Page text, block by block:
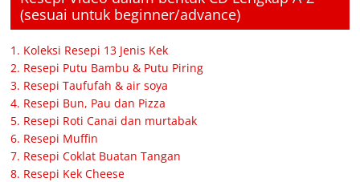
(sesuai untuk beginner/advance)
1. Koleksi Resepi 13 Jenis Kek
2. Resepi Putu Bambu & Putu Piring
3. Resepi Taufufah & air soya
4. Resepi Bun, Pau dan Pizza
5. Resepi Roti Canai dan murtabak
6. Resepi Muffin
7. Resepi Coklat Buatan Tangan
8. Resepi Kek Cheese